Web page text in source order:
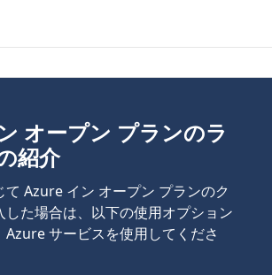
オープン プランのラ
紹介
て Azure イン オープン プランのク
した場合は、以下の使用オプション
Azure サービスを使用してくださ